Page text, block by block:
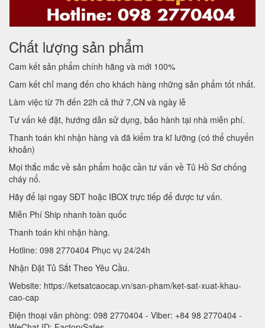
Chất lượng sản phẩm
Cam kết sản phẩm chính hãng và mới 100%
Cam kết chỉ mang đến cho khách hàng những sản phẩm tốt nhất.
Làm việc từ 7h đến 22h cả thứ 7,CN và ngày lễ
Tư vấn kê đặt, hướng dẫn sử dụng, bảo hành tại nhà miễn phí.
Thanh toán khi nhận hàng và đã kiểm tra kĩ lưỡng (có thể chuyển
khoản)
Mọi thắc mắc về sản phẩm hoặc cần tư vấn về Tủ Hồ Sơ chống
cháy nổ.
Hãy để lại ngay SĐT hoặc IBOX trực tiếp để được tư vấn.
Miễn Phí Ship nhanh toàn quốc
Thanh toán khi nhận hàng.
Hotline: 098 2770404 Phục vụ 24/24h
Nhận Đặt Tủ Sắt Theo Yêu Cầu.
Website: https://ketsatcaocap.vn/san-pham/ket-sat-xuat-khau-
cao-cap
Điện thoại văn phòng: 098 2770404 - Viber: +84 98 2770404 -